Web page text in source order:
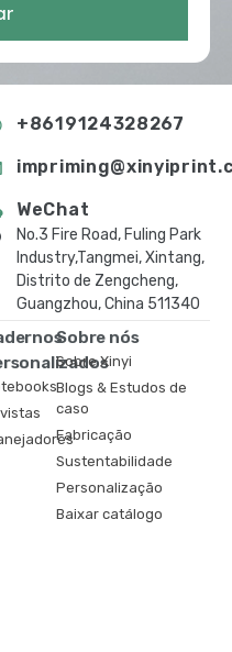
+8619124328267
WeChat
No.3 Fire Road, Fuling Park
Industry,Tangmei, Xintang,
Distrito de Zengcheng,
Guangzhou, China 511340
Sobre nós
Sobre Xinyi
Blogs & Estudos de
caso
Fabricação
Sustentabilidade
Personalização
Baixar catálogo